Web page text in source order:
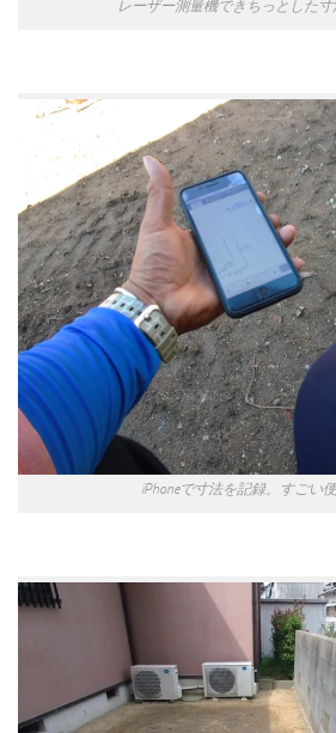
レーザー測量機できちっとした
iPhoneで寸法を記録。すごい